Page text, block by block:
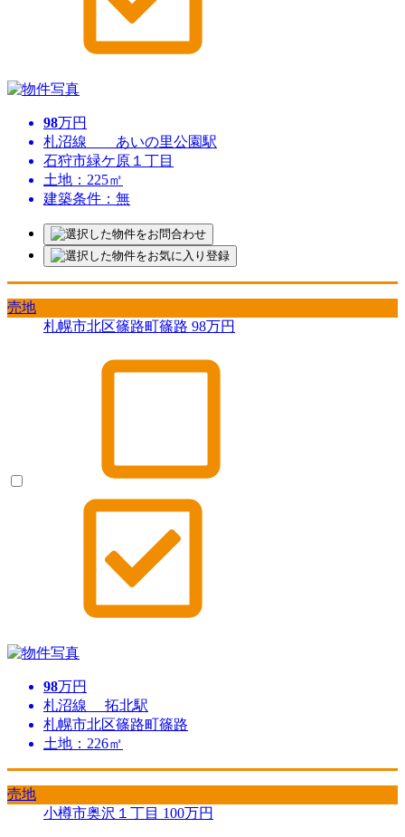
98万円
札沼線 あいの里公園駅
石狩市緑ケ原１丁目
土地：225㎡
建築条件：無
売地
札幌市北区篠路町篠路 98万円
98万円
札沼線 拓北駅
札幌市北区篠路町篠路
土地：226㎡
売地
小樽市奥沢１丁目 100万円